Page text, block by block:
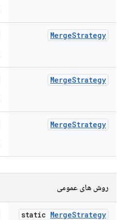
MergeStrategy
MergeStrategy
MergeStrategy
روش های عمومی
static MergeStrategy